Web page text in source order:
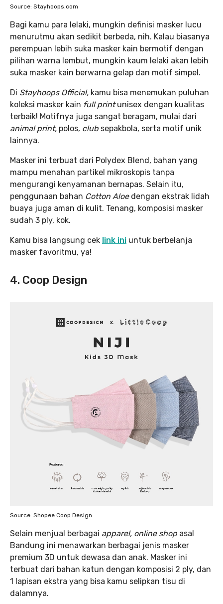
Source: Stayhoops.com
Bagi kamu para lelaki, mungkin definisi masker lucu
menurutmu akan sedikit berbeda, nih. Kalau biasanya
perempuan lebih suka masker kain bermotif dengan
pilihan warna lembut, mungkin kaum lelaki akan lebih
suka masker kain berwarna gelap dan motif simpel.
Di Stayhoops Official, kamu bisa menemukan puluhan
koleksi masker kain full printunisex dengan kualitas
terbaik! Motifnya juga sangat beragam, mulai dari
animal print, polos, club sepakbola, serta motif unik
lainnya.
Masker ini terbuat dari Polydex Blend, bahan yang
mampu menahan partikel mikroskopis tanpa
mengurangi kenyamanan bernapas. Selain itu,
penggunaan bahan Cotton Aloe dengan ekstrak lidah
buaya juga aman di kulit. Tenang, komposisi masker
sudah 3 ply, kok.
Kamu bisa langsung cek link ini untuk berbelanja
masker favoritmu, ya!
4. Coop Design
Source: Shopee Coop Design
Selain menjual berbagai apparel, online shop asal
Bandung ini menawarkan berbagai jenis masker
premium 3D untuk dewasa dan anak. Masker ini
terbuat dari bahan katun dengan komposisi 2 ply, dan
1 lapisan ekstra yang bisa kamu selipkan tisu di
dalamnya.